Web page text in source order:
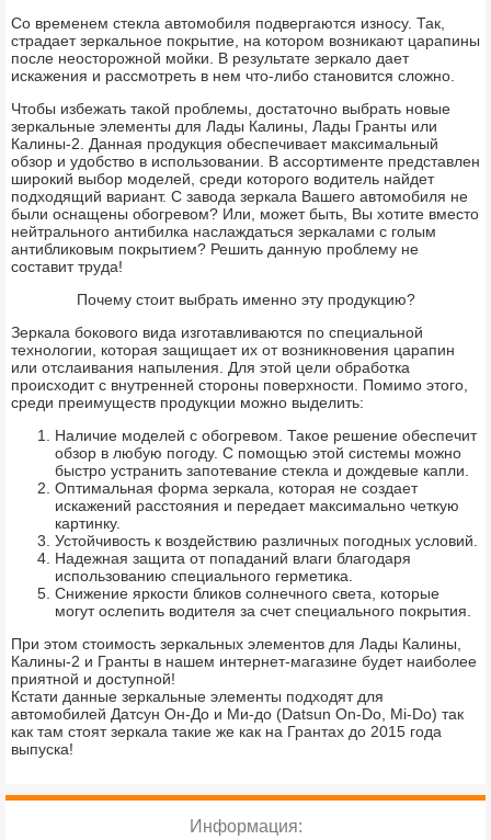
Со временем стекла автомобиля подвергаются износу. Так,
страдает зеркальное покрытие, на котором возникают царапины
после неосторожной мойки. В результате зеркало дает
искажения и рассмотреть в нем что-либо становится сложно.
Чтобы избежать такой проблемы, достаточно выбрать новые
зеркальные элементы для Лады Калины, Лады Гранты или
Калины-2. Данная продукция обеспечивает максимальный
обзор и удобство в использовании. В ассортименте представлен
широкий выбор моделей, среди которого водитель найдет
подходящий вариант. С завода зеркала Вашего автомобиля не
были оснащены обогревом? Или, может быть, Вы хотите вместо
нейтрального антибилка наслаждаться зеркалами с голым
антибликовым покрытием? Решить данную проблему не
составит труда!
Почему стоит выбрать именно эту продукцию?
Зеркала бокового вида изготавливаются по специальной
технологии, которая защищает их от возникновения царапин
или отслаивания напыления. Для этой цели обработка
происходит с внутренней стороны поверхности. Помимо этого,
среди преимуществ продукции можно выделить:
Наличие моделей с обогревом. Такое решение обеспечит
обзор в любую погоду. С помощью этой системы можно
быстро устранить запотевание стекла и дождевые капли.
Оптимальная форма зеркала, которая не создает
искажений расстояния и передает максимально четкую
картинку.
Устойчивость к воздействию различных погодных условий.
Надежная защита от попаданий влаги благодаря
использованию специального герметика.
Снижение яркости бликов солнечного света, которые
могут ослепить водителя за счет специального покрытия.
При этом стоимость зеркальных элементов для Лады Калины,
Калины-2 и Гранты в нашем интернет-магазине будет наиболее
приятной и доступной!
Кстати данные зеркальные элементы подходят для
автомобилей Датсун Он-До и Ми-до (Datsun On-Do, Mi-Do) так
как там стоят зеркала такие же как на Грантах до 2015 года
выпуска!
Информация: